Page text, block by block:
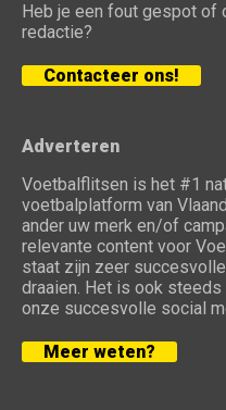
Heb je een fout gespot of
redactie?
Contacteer ons!
Adverteren
Voetbalflitsen is het #1
voetbalplatform van
ander uw merk en/of
relevante content voor
staat zijn zeer
draaien. Het is ook
onze succesvolle social
Meer weten?